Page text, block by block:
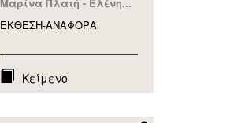
ΕΚΘΕΣΗ-ΑΝΑΦΟΡA
Κείμενο